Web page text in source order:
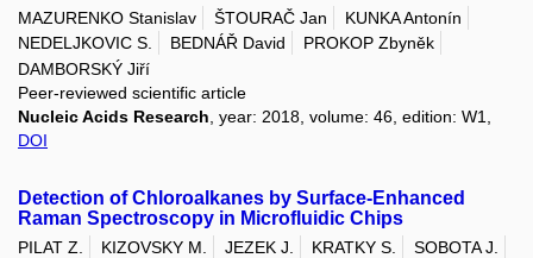
MAZURENKO Stanislav ŠTOURAČ Jan
KUNKA Antonín
NEDELJKOVIC S.
BEDNÁŘ David
PROKOP Zbyněk
DAMBORSKÝ Jiří
Peer-reviewed scientific article
Nucleic Acids Research , year: 2018, volume: 46, edition: W1,
DOI
Detection of Chloroalkanes by Surface-Enhanced
Raman Spectroscopy in Microfluidic Chips
PILAT Z. KIZOVSKY M. JEZEK J. KRATKY S.
SOBOTA J.